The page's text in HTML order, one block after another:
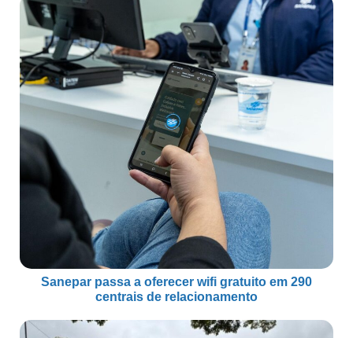
Sanepar passa a oferecer wifi gratuito em 290
centrais de relacionamento